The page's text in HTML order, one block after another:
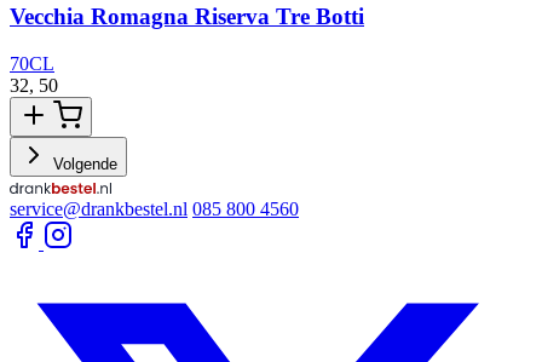
Vecchia Romagna Riserva Tre Botti
70CL
32, 50
Volgende
service@drankbestel.nl 085 800 4560